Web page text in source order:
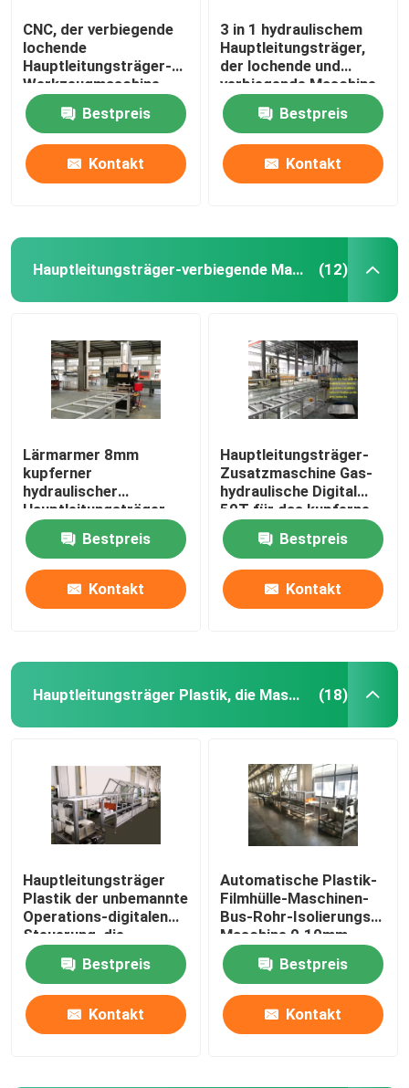
CNC, der verbiegende
lochende
Hauptleitungsträger-
Werkzeugmaschine
schneidet
Bestpreis
Kontakt
3 in 1 hydraulischem
Hauptleitungsträger,
der lochende und
verbiegende Maschine
schneidet
Bestpreis
Kontakt
Hauptleitungsträger-verbiegende Maschine (12)
Lärmarmer 8mm
kupferner
hydraulischer
Hauptleitungsträger-
verbiegende Maschine
Bestpreis
Kontakt
Hauptleitungsträger-
Zusatzmaschine Gas-
hydraulische Digital
50T für das kupferne
Lochen
Bestpreis
Kontakt
Hauptleitungsträger Plastik, die Maschine bildet (18)
Hauptleitungsträger
Plastik der unbemannte
Operations-digitalen
Steuerung, die
Maschine bildet
Bestpreis
Kontakt
Automatische Plastik-
Filmhülle-Maschinen-
Bus-Rohr-Isolierungs-
Maschine 0.10mm
0.35mm
Bestpreis
Kontakt